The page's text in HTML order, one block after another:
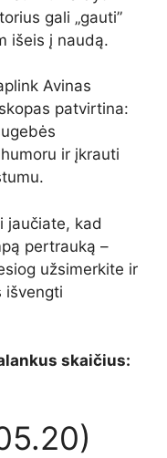
gali „gauti”
išeis į naudą.
Avinas
patvirtina:
ir įkrauti
jaučiate, kad
pertrauką –
užsimerkite ir
išvengti
skaičius: